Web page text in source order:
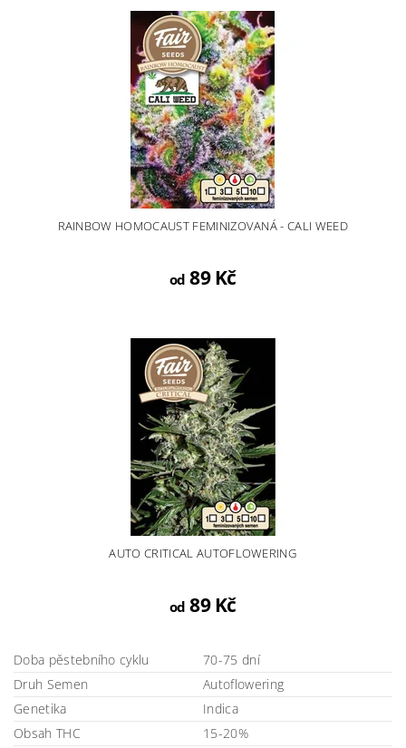
RAINBOW HOMOCAUST FEMINIZOVANÁ - CALI WEED
od 89 Kč
AUTO CRITICAL AUTOFLOWERING
od 89 Kč
Doba pěstebního cyklu
70-75 dní
Druh Semen
Autoflowering
Genetika
Indica
Obsah THC
15-20%